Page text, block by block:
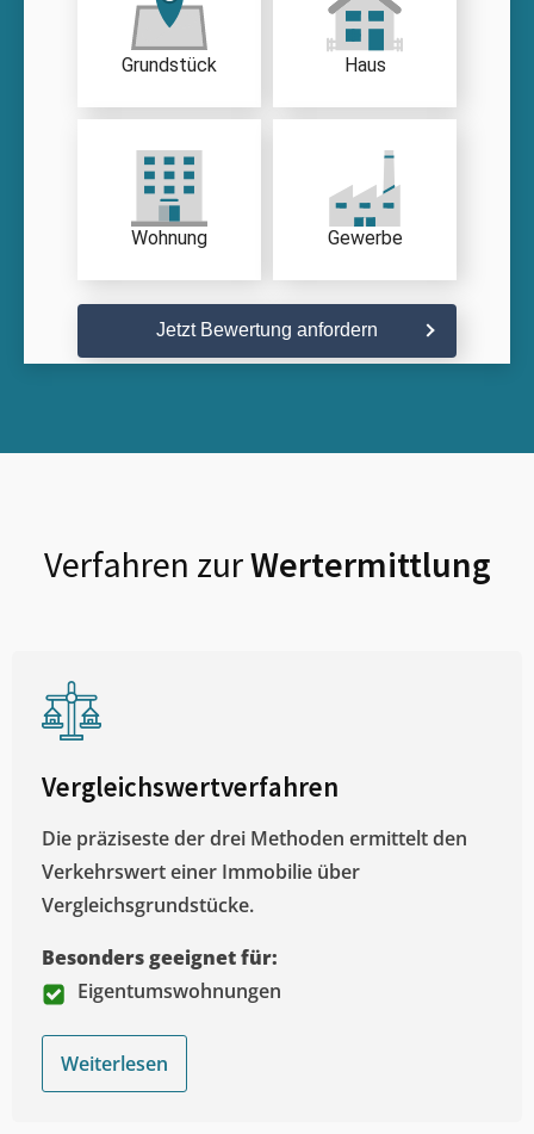
Grundstück Haus
Wohnung Gewerbe
Jetzt Bewertung anfordern
Verfahren zurWertermittlung
Vergleichswertverfahren
Die präziseste der drei Methoden ermittelt den
Verkehrswert einer Immobilie über
Vergleichsgrundstücke.
Besonders geeignet für:
Eigentumswohnungen
Weiterlesen